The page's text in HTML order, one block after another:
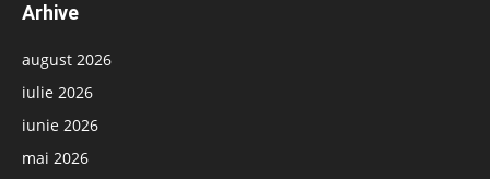
Arhive
august 2026
iulie 2026
iunie 2026
mai 2026